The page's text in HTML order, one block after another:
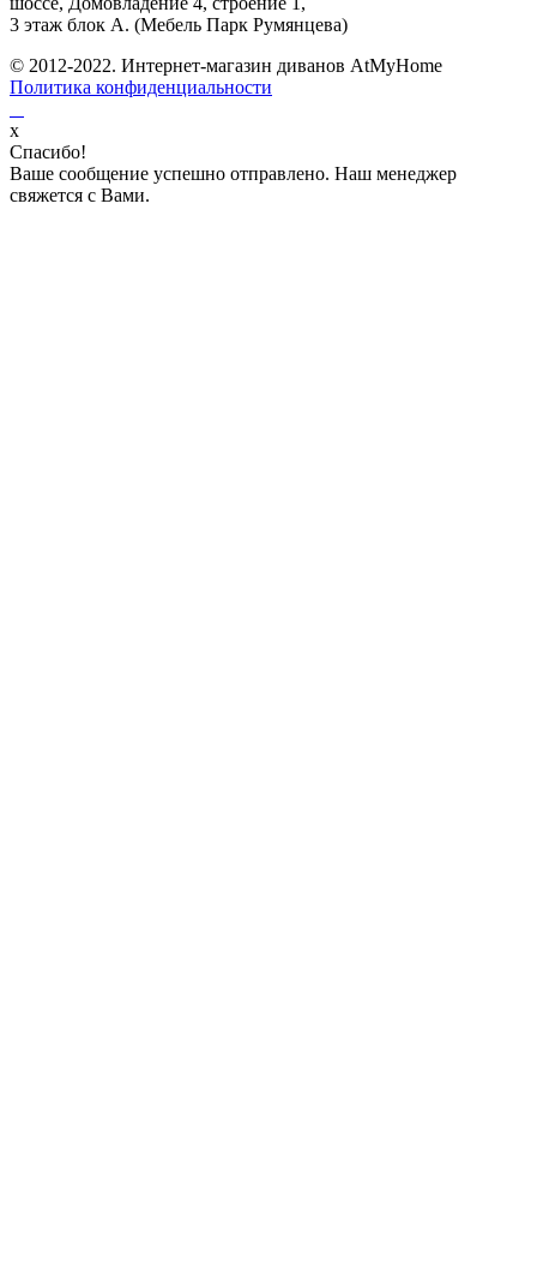
3 этаж блок А. (Мебель Парк Румянцева)
© 2012-2022. Интернет-магазин диванов AtMyHome
Политика конфиденциальности
x
Спасибо!
Ваше сообщение успешно отправлено. Наш менеджер
свяжется с Вами.